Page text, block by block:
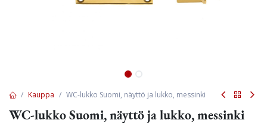
Kauppa WC-lukko Suomi, näyttö ja lukko, messinki
WC-lukko Suomi, näyttö ja lukko, messinki